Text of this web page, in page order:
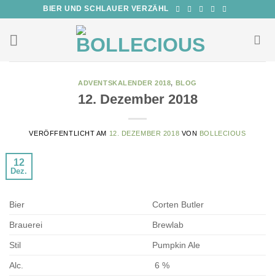
springen
BIER UND SCHLAUER VERZÄHL
ADVENTSKALENDER 2018, BLOG
12. Dezember 2018
VERÖFFENTLICHT AM 12. DEZEMBER 2018 VON BOLLECIOUS
12
Dez.
Bier Corten Butler
Brauerei Brewlab
Stil Pumpkin Ale
Alc. 6 %